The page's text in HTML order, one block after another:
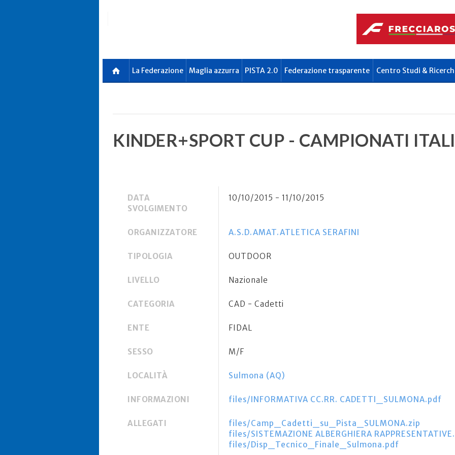
La Federazione Maglia azzurra PISTA 2.0 Federazione trasparente Centro Studi &
KINDER+SPORT CUP - CAMPIONATI
DATA
SVOLGIMENTO
10/10/2015 - 11/10/2015
ORGANIZZATORE A.S.D.AMAT.ATLETICA SERAFINI
TIPOLOGIA OUTDOOR
LIVELLO Nazionale
CATEGORIA CAD - Cadetti
ENTE FIDAL
SESSO M/F
LOCALITÀ Sulmona (AQ)
INFORMAZIONI files/INFORMATIVA CC.RR. CADETTI_SULMONA.pdf
ALLEGATI
files/Camp_Cadetti_su_Pista_SULMONA.zip
files/SISTEMAZIONE ALBERGHIERA
files/Disp_Tecnico_Finale_Sulmona.pdf